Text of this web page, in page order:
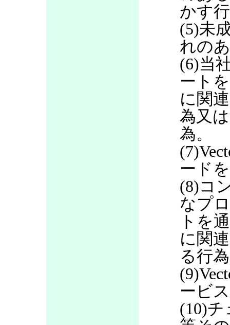
かす
(5)未
れの
(6)当
ート
に関
為又
為。
ード
(8)コ
なプ
トを
に関
る行
ービ
(10)